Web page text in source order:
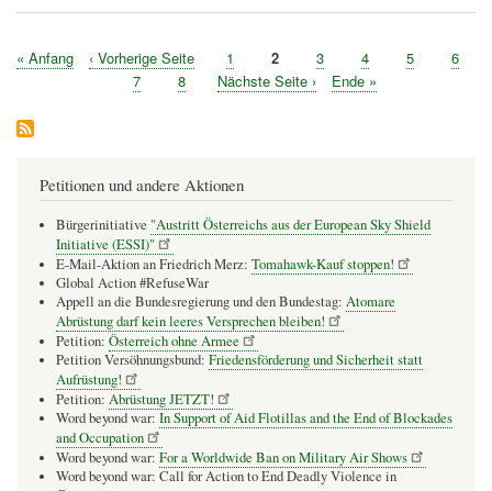
Seitennummerierung
Erste
« Anfang
Vorherige
‹ Vorherige Seite Seite
1 Seite
2 Seite
3 Seite
4 Seite
5 Seite
6
Seite
7 Seite
8
Nächste
Nächste Seite ›
Letzte
Ende »
Petitionen und andere Aktionen
Bürgerinitiative "Austritt Österreichs aus der European Sky Shield
Initiative (ESSI)"
E-Mail-Aktion an Friedrich Merz: Tomahawk-Kauf stoppen!
Global Action #RefuseWar
Appell an die Bundesregierung und den Bundestag: Atomare
Abrüstung darf kein leeres Versprechen bleiben!
Petition: Österreich ohne Armee
Petition Versöhnungsbund: Friedensförderung und Sicherheit statt
Aufrüstung!
Petition: Abrüstung JETZT!
Word beyond war: In Support of Aid Flotillas and the End of Blockades
and Occupation
Word beyond war: For a Worldwide Ban on Military Air Shows
Word beyond war: Call for Action to End Deadly Violence in